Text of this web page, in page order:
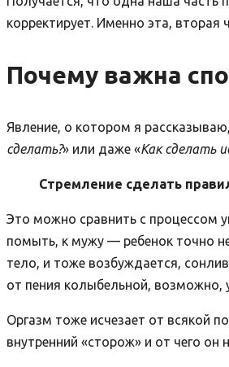
корректирует. Именно эта,
Почему важна
Явление, о котором я
сделать?» или даже «Как сделать
Стремление сделать
Это можно сравнить с процессом
помыть, к мужу — ребенок точно
тело, и тоже возбуждается,
от пения колыбельной, возможно,
Оргазм тоже исчезает от всякой
внутренний «сторож» и от чего он